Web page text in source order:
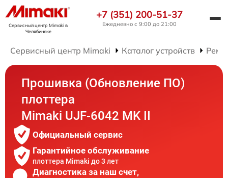
Сервисный центр Mimakiв
Челябинске
+7 (351) 200-51-37
Ежедневно с 9:00 до 21:00
Сервисный центр Mimaki Каталог устройств
Прошивка (Обновление ПО)
плоттера
Mimaki UJF-6042 MK II
Официальный сервис
Гарантийное обслуживание
плоттера Mimaki до 3 лет
Диагностика за наш счет,